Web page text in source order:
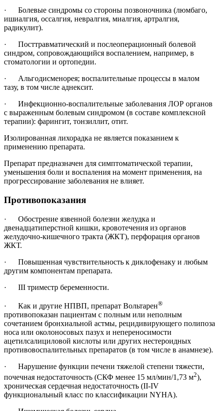
· Болевые синдромы со стороны позвоночника (люмбаго,
ишиалгия, оссалгия, невралгия, миалгия, артралгия,
радикулит).
· Посттравматический и послеоперационный болевой
синдром, сопровождающийся воспалением, например, в
стоматологии и ортопедии.
· Альгодисменорея; воспалительные процессы в малом
тазу, в том числе аднексит.
· Инфекционно-воспалительные заболевания ЛОР органов
с выраженным болевым синдромом (в составе комплексной
терапии): фарингит, тонзиллит, отит.
Изолированная лихорадка не является показанием к
применению препарата.
Препарат предназначен для симптоматической терапии,
уменьшения боли и воспаления на момент применения, на
прогрессирование заболевания не влияет.
Противопоказания
· Обострение язвенной болезни желудка и
двенадцатиперстной кишки, кровотечения из органов
желудочно-кишечного тракта (ЖКТ), перфорация органов
ЖКТ.
· Повышенная чувствительность к диклофенаку и любым
другим компонентам препарата.
· III триместр беременности.
· Как и другие НПВП, препарат Вольтарен®
противопоказан пациентам с полным или неполным
сочетанием бронхиальной астмы, рецидивирующего полипоза
носа или околоносовых пазух и непереносимости
ацетилсалициловой кислоты или других нестероидных
противовоспалительных препаратов (в том числе в анамнезе).
· Нарушение функции печени тяжелой степени тяжести,
почечная недостаточность (СКФ менее 15 мл/мин/1,73 м2),
хроническая сердечная недостаточность (II-IV
функциональный класс по классификации NYHA).